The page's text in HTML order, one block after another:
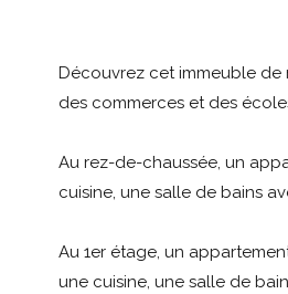
Découvrez cet immeuble de
des commerces et des
Au rez-de-chaussée, un
cuisine, une salle de bains
Au 1er étage, un
une cuisine, une salle de